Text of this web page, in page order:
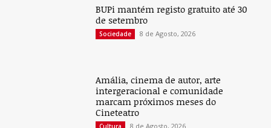
Amália, cinema de autor, arte
Cultura 8 de Agosto, 2026
Euromilhões: Conheça a chave
vencedora desta sexta-feira